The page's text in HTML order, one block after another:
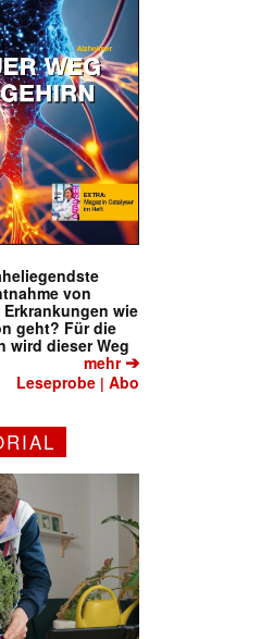
von
wie
geht? Für die
wird dieser Weg
mehr➔
Leseprobe |Abo